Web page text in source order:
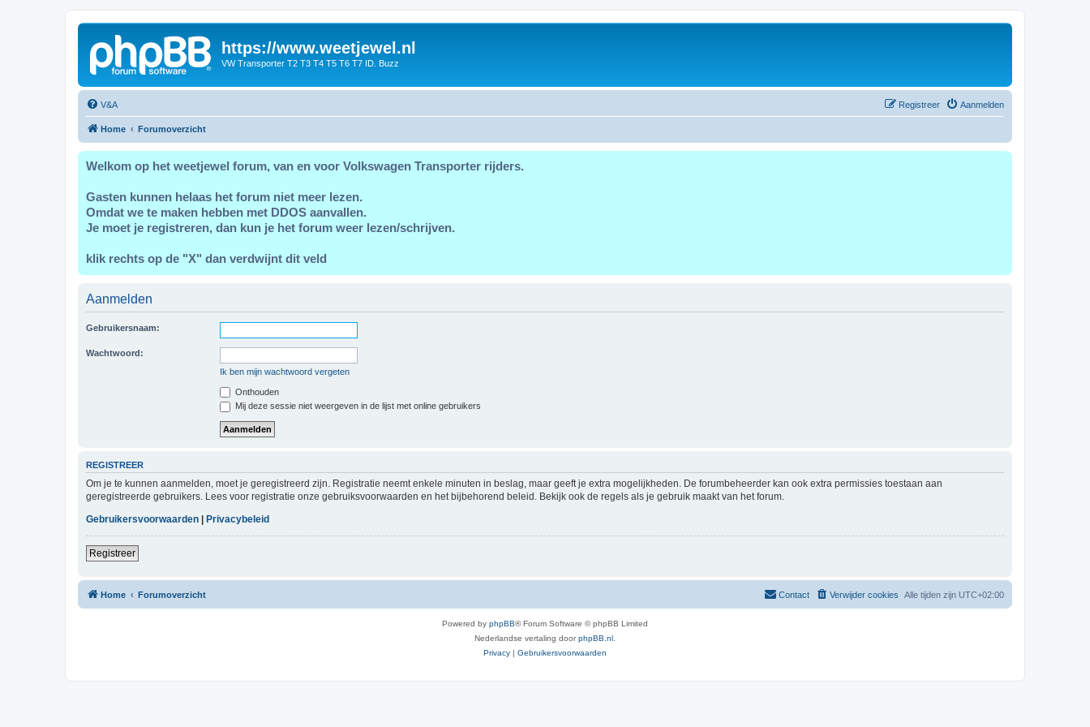
https://www.weetjewel.nl
VW Transporter T2 T3 T4 T5 T6 T7 ID. Buzz
V&A Aanmelden
Registreer
Home Forumoverzicht
Welkom op het weetjewel forum, van en voor Volkswagen Transporter rijders.
Gasten kunnen helaas het forum niet meer lezen.
Omdat we te maken hebben met DDOS aanvallen.
Je moet je registreren, dan kun je het forum weer lezen/schrijven.
klik rechts op de "X" dan verdwijnt dit veld
Aanmelden
Gebruikersnaam:
Wachtwoord:
Ik ben mijn wachtwoord vergeten
Onthouden
Mij deze sessie niet weergeven in de lijst met online gebruikers
REGISTREER
Om je te kunnen aanmelden, moet je geregistreerd zijn. Registratie neemt enkele minuten in beslag, maar geeft je extra mogelijkheden. De forumbeheerder kan ook extra permissies toestaan aan
geregistreerde gebruikers. Lees voor registratie onze gebruiksvoorwaarden en het bijbehorend beleid. Bekijk ook de regels als je gebruik maakt van het forum.
Gebruikersvoorwaarden
Privacybeleid
Registreer
Home Forumoverzicht Alle tijden zijn UTC+02:00
Verwijder cookies
Contact
Powered by phpBB® Forum Software © phpBB Limited
Nederlandse vertaling doorphpBB.nl.
Privacy | Gebruikersvoorwaarden